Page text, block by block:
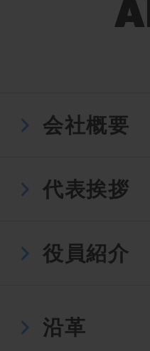
会社概要
代表挨拶
役員紹介
沿革